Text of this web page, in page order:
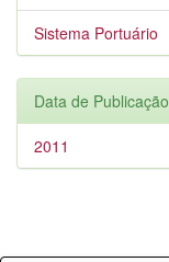
Sistema Portuário
Data de Publicação
2011